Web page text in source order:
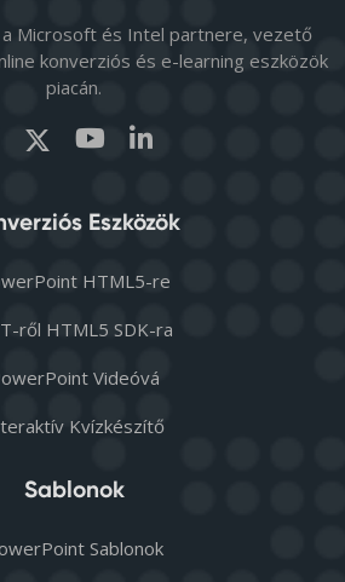
Microsoft és Intel partnere, vezető
konverziós és e-learning eszközök
piacán.
Eszközök
HTML5-re
ről HTML5 SDK-ra
Videóvá
Kvízkészítő
Sablonok
Sablonok